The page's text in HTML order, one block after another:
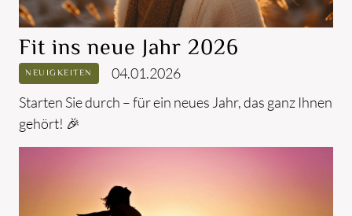
Fit ins neue Jahr 2026
NEUIGKEITEN
04.01.2026
Starten Sie durch – für ein neues Jahr, das ganz Ihnen
gehört! 🎉